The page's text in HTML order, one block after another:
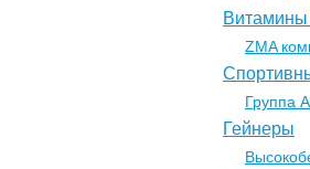
ZMA
Группа
Гейнеры